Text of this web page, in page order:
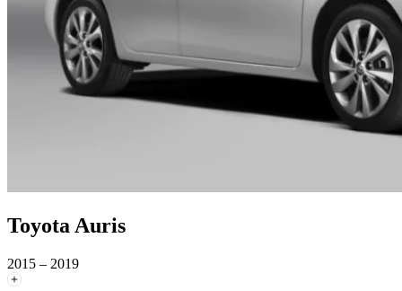
Toyota Auris
2015 – 2019